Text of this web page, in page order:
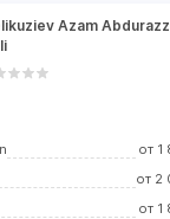
Azam
от 1
от 2
от 1